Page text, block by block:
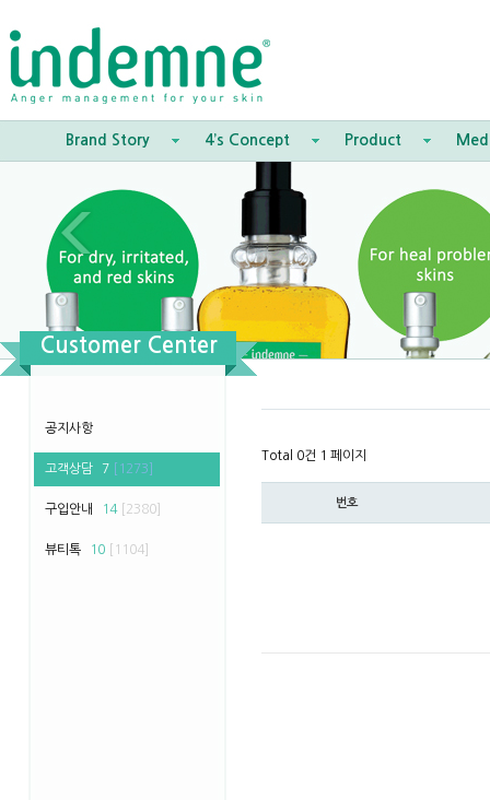
Brand Story 4’s Concept Product
Customer Center
공지사항
고객상담 7 [1273]
구입안내 14 [2380]
뷰티톡 10 [1104]
Total 0건 1 페이지
번호